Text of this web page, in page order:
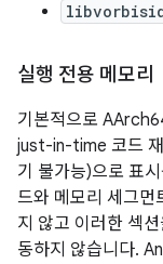
실행 전용 메모리
기본적으로
just-in-time 코드 재
기 불가능)으로 표
드와 메모리 세그먼
지 않고 이러한 섹
동하지 않습니다.